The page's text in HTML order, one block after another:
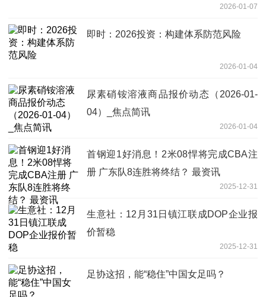
2026-01-07
即时：2026投资：构建体系防范风险
2026-01-04
尿素硝铵溶液商品报价动态（2026-01-
04）_焦点简讯
2026-01-04
首钢迎1好消息！2米08悍将完成CBA注
册 广东队8连胜将终结？ 最资讯
2025-12-31
生意社：12月31日镇江联成DOP企业报
价暂稳
2025-12-31
足协这招，能“稳住”中国女足吗？